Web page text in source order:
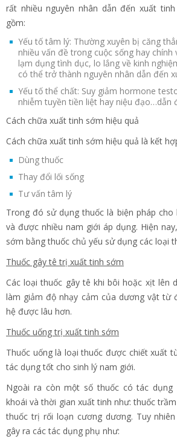
rất nhiều nguyên nhân dẫn đến xuất
gồm:
Yếu tố tâm lý: Thường xuyên bị căng
nhiều vấn đề trong cuộc sống hay chính
lạm dụng tình dục, lo lắng về kinh
có thể trở thành nguyên nhân dẫn đến
Yếu tố thể chất: Suy giảm hormone
nhiễm tuyền tiền liệt hay niệu đạo…dẫn
Cách chữa xuất tinh sớm hiệu quả
Cách chữa xuất tinh sớm hiệu quả là kết
Dùng thuốc
Thay đổi lối sống
Tư vấn tâm lý
Trong đó sử dụng thuốc là biện pháp cho
và được nhiều nam giới áp dụng. Hiện
sớm bằng thuốc chủ yếu sử dụng các loại
Thuốc gây tê trị xuất tinh sớm
Các loại thuốc gây tê khi bôi hoặc xịt lên
làm giảm độ nhạy cảm của dương vật từ
hệ được lâu hơn.
Thuốc uống trị xuất tinh sớm
Thuốc uống là loại thuốc được chiết xuất
tác dụng tốt cho sinh lý nam giới.
Ngoài ra còn một số thuốc có tác
khoái và thời gian xuất tinh như: thuốc
thuốc trị rối loạn cương dương. Tuy
gây ra các tác dụng phụ như: